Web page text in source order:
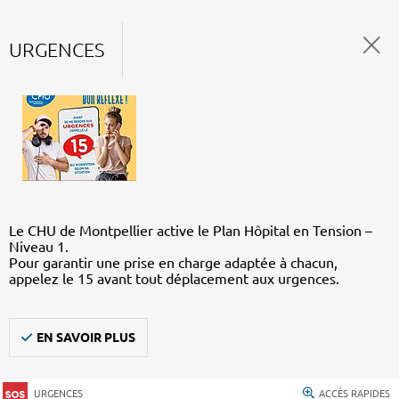
URGENCES
Le CHU de Montpellier active le Plan Hôpital en Tension –
Niveau 1.
Pour garantir une prise en charge adaptée à chacun,
appelez le 15 avant tout déplacement aux urgences.
EN SAVOIR PLUS
URGENCES ACCÈS RAPIDES